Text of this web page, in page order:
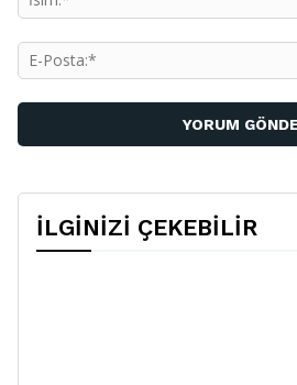
İLGİNİZİ ÇEKEBİLİR